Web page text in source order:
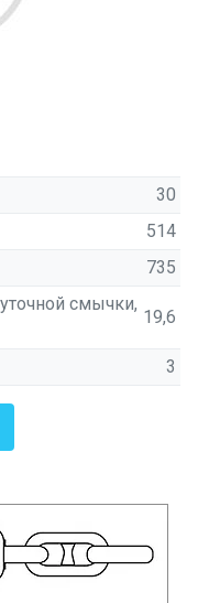
30
514
735
смычки,
19,6
3